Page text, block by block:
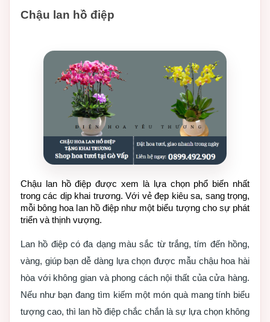
Chậu lan hồ điệp
Chậu lan hồ điệp được xem là lựa chọn phổ biến nhất
trong các dịp khai trương. Với vẻ đẹp kiêu sa, sang trọng,
mỗi bông hoa lan hồ điệp như một biểu tượng cho sự phát
triển và thịnh vượng.
Lan hồ điệp có đa dạng màu sắc từ trắng, tím đến hồng,
vàng, giúp bạn dễ dàng lựa chọn được mẫu chậu hoa hài
hòa với không gian và phong cách nội thất của cửa hàng.
Nếu như bạn đang tìm kiếm một món quà mang tính biểu
tượng cao, thì lan hồ điệp chắc chắn là sự lựa chọn không